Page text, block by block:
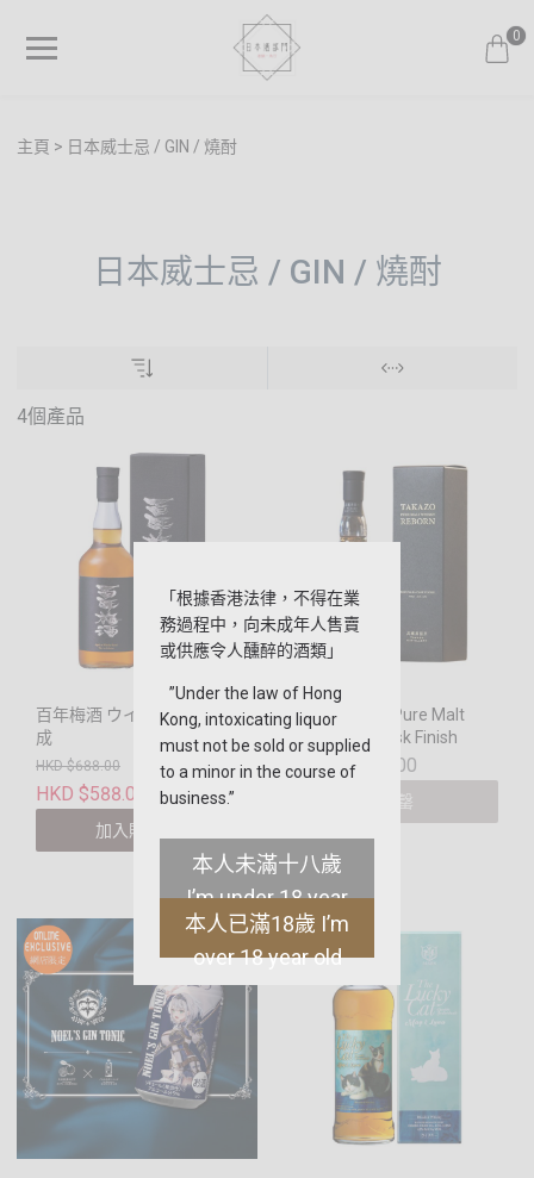
0
主頁 日本威士忌 / GIN / 燒酎
日本威士忌 / GIN / 燒酎
4個產品
百年梅酒 ウイスキー樽熟
成
HKD $688.00
HKD $588.00
加入購物車
高藏 Takazo Pure Malt
Mizunana Cask Finish
HKD $1080.00
售罄
「根據香港法律，不得在業
務過程中，向未成年人售賣
或供應令人醺醉的酒類」
”Under the law of Hong
Kong, intoxicating liquor
must not be sold or supplied
to a minor in the course of
business.”
本人未滿十八歲
I’m under 18 year
old
本人已滿18歲 I’m
over 18 year old